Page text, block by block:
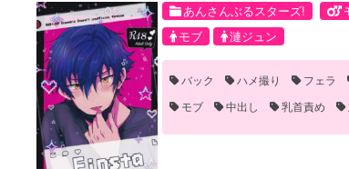
あんさんぶるスターズ!
モブ
漣ジュン
バック ハメ撮り フェラ
モブ
中出し 乳首責め
手コキ
手マン